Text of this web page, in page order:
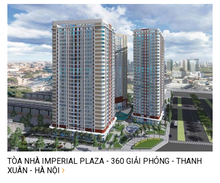
TÒA NHÀ IMPERIAL PLAZA - 360 GIẢI PHÓNG - THANH
XUÂN - HÀ NỘI